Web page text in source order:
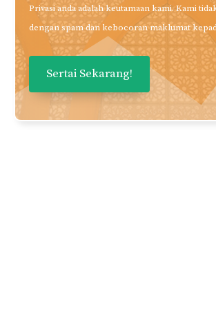
Privasi anda adalah keutamaan kami. Kami
dengan spam dan kebocoran maklumat